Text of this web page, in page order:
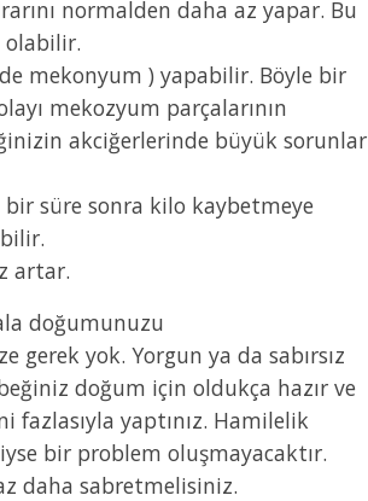
normalden daha az yapar. Bu
olabilir.
mekonyum ) yapabilir. Böyle bir
mekozyum parçalarının
akciğerlerinde büyük sorunlar
süre sonra kilo kaybetmeye
artar.
doğumunuzu
yok. Yorgun ya da sabırsız
doğum için oldukça hazır ve
yaptınız. Hamilelik
bir problem oluşmayacaktır.
daha sabretmelisiniz.